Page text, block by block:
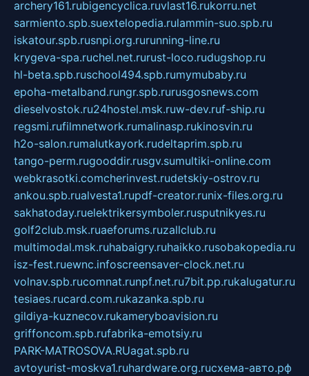
archery161.rubigencyclica.ruvlast16.rukorru.net
sarmiento.spb.suextelopedia.rulammin-suo.spb.ru
iskatour.spb.rusnpi.org.rurunning-line.ru
krygeva-spa.ruchel.net.rurust-loco.rudugshop.ru
hl-beta.spb.ruschool494.spb.rumymubaby.ru
epoha-metalband.rungr.spb.rurusgosnews.com
dieselvostok.ru24hostel.msk.ruw-dev.ruf-ship.ru
regsmi.rufilmnetwork.rumalinasp.rukinosvin.ru
h2o-salon.rumalutkayork.rudeltaprim.spb.ru
tango-perm.rugooddir.rusgv.sumultiki-online.com
webkrasotki.comcherinvest.rudetskiy-ostrov.ru
ankou.spb.rualvesta1.rupdf-creator.runix-files.org.ru
sakhatoday.ruelektrikersymboler.rusputnikyes.ru
golf2club.msk.ruaeforums.ruzallclub.ru
multimodal.msk.ruhabaigry.ruhaikko.rusobakopedia.ru
isz-fest.ruewnc.infoscreensaver-clock.net.ru
volnav.spb.rucomnat.runpf.net.ru7bit.pp.rukalugatur.ru
tesiaes.rucard.com.rukazanka.spb.ru
gildiya-kuznecov.rukameryboavision.ru
griffoncom.spb.rufabrika-emotsiy.ru
PARK-MATROSOVA.RUagat.spb.ru
avtoyurist-moskva1.ruhardware.org.ruсхема-авто.рф